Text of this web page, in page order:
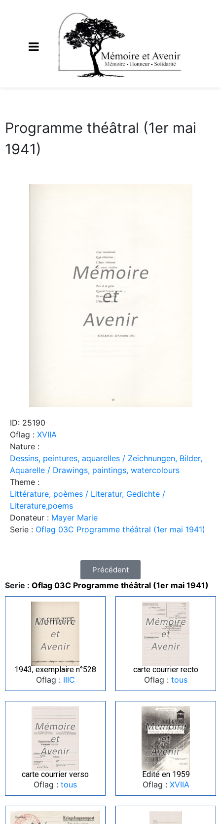
Programme théâtral (1er mai
1941)
ID: 25190
Oflag : XVIIA
Nature :
Dessins, peintures, aquarelles / Zeichnungen, Bilder,
Aquarelle / Drawings, paintings, watercolours
Theme :
Littérature, poèmes / Literatur, Gedichte /
Literature,poems
Donateur : Mayer Marie
Serie : Oflag 03C Programme théâtral (1er mai 1941)
Précédent
Serie : Oflag 03C Programme théâtral (1er mai 1941)
1943, exemplaire n°528
Oflag : IIIC
carte courrier recto
Oflag : tous
carte courrier verso
Oflag : tous
Edité en 1959
Oflag : XVIIA